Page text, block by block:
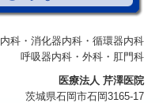
内科・消化器内科・循環器内科
呼吸器内科・外科・肛門科
医療法人 芹澤医院
茨城県石岡市石岡3165-17